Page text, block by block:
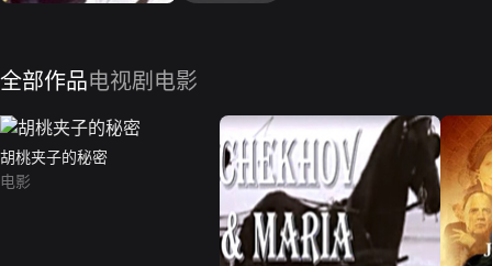
全部作品电视剧 电影
胡桃夹子的秘密
电影